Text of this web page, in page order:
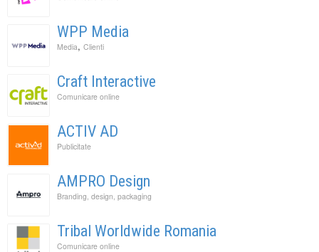
WPP Media
Media, Clienti
Craft Interactive
Comunicare online
ACTIV AD
Publicitate
AMPRO Design
Branding, design, packaging
Tribal Worldwide Romania
Comunicare online